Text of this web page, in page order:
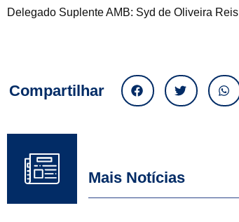
Delegado Suplente AMB: Syd de Oliveira Reis
Compartilhar
Mais Notícias